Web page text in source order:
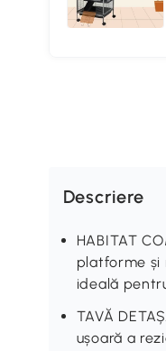
Descriere
HABITAT
platforme și
ideală
TAVĂ
ușoară a